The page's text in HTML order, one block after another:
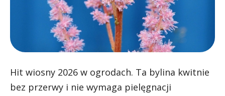
Hit wiosny 2026 w ogrodach. Ta bylina kwitnie
bez przerwy i nie wymaga pielęgnacji